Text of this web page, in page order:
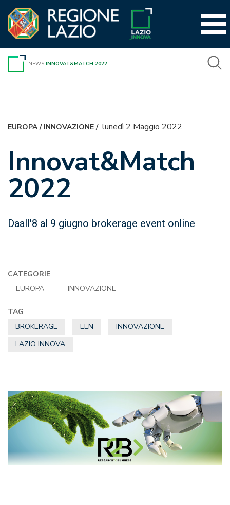
contenuto
NEWS INNOVAT&MATCH 2022
EUROPA/ INNOVAZIONE/ lunedì 2 Maggio 2022
Innovat&Match
2022
Daall'8 al 9 giugno brokerage event online
CATEGORIE
EUROPA
INNOVAZIONE
TAG
BROKERAGE
EEN
INNOVAZIONE
LAZIO INNOVA